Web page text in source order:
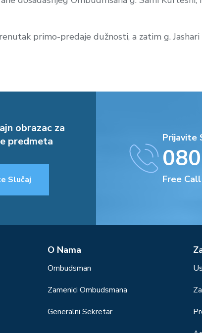
primo-predaje dužnosti, a zatim g.
obrazac za
predmeta
Slučaj
Prijavite
Free Call
О Nama
Ombudsman
Zamenici Ombudsmana
Generalni Sekretar